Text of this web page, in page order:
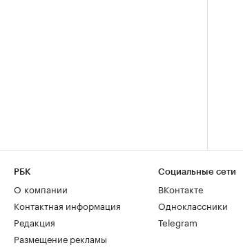
РБК
О компании
Контактная информация
Редакция
Размещение рекламы
Социальные сети
ВКонтакте
Одноклассники
Telegram